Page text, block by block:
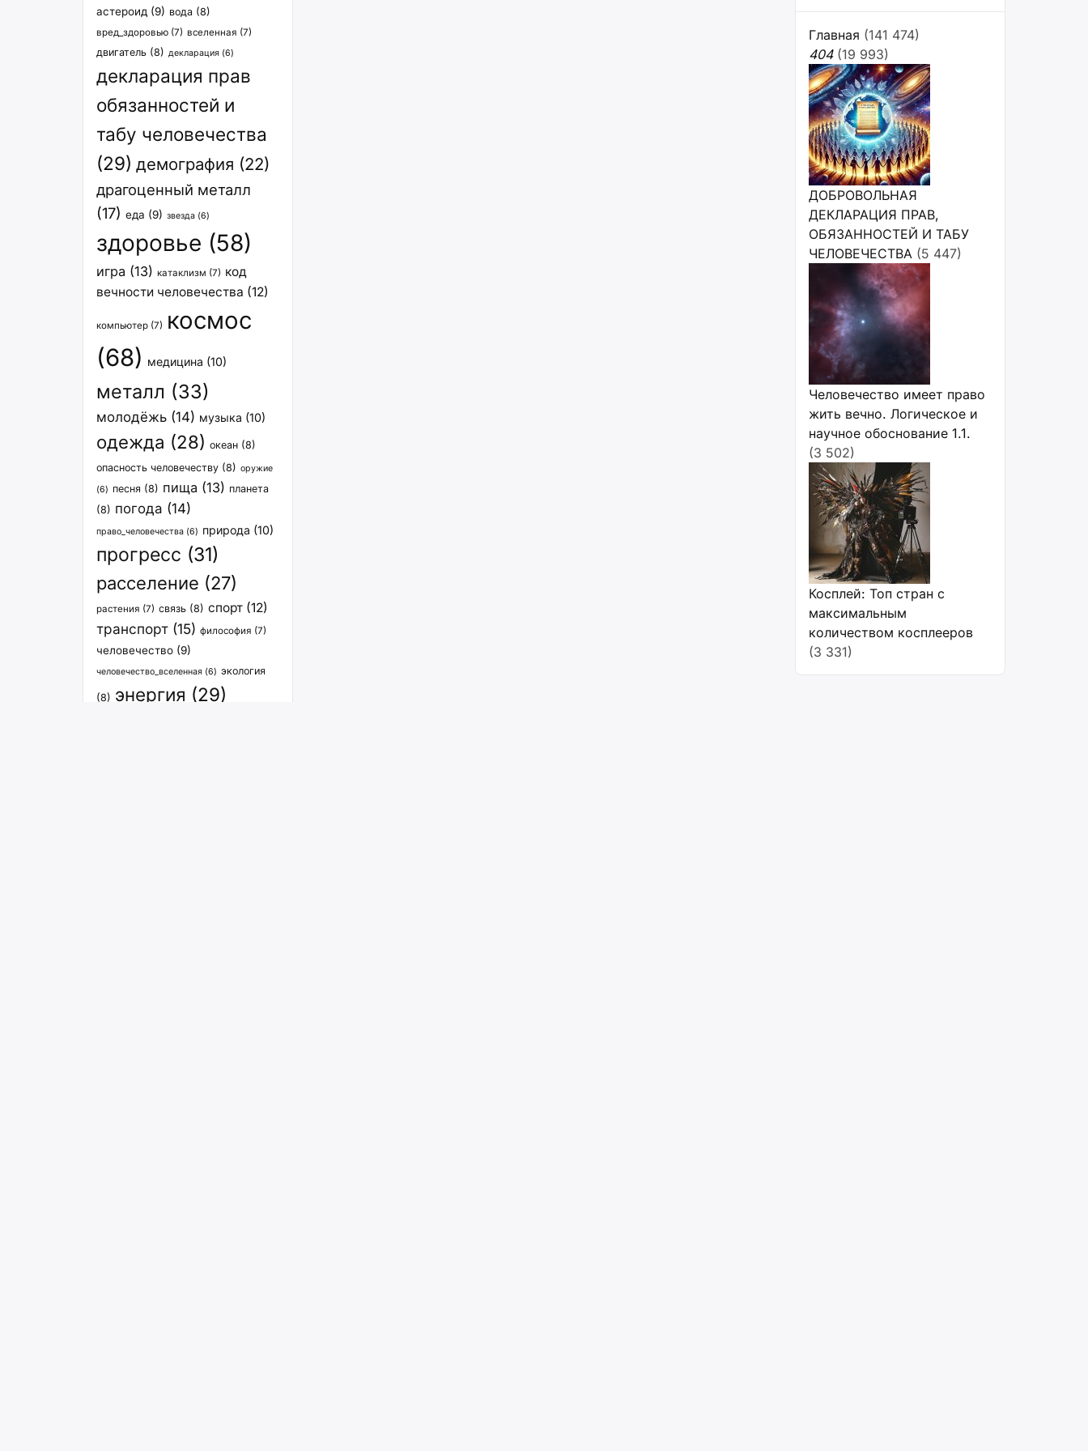
астероид (9) вода (8)
вред_здоровью (7) вселенная (7)
двигатель (8) декларация (6)
декларация прав
обязанностей и
табу человечества
(29) демография (22)
драгоценный металл
(17) еда (9) звезда (6)
здоровье (58)
игра (13) катаклизм (7) код
вечности человечества (12)
компьютер (7) космос
(68) медицина (10)
металл (33)
молодёжь (14) музыка (10)
одежда (28) океан (8)
опасность человечеству (8) оружие
(6) песня (8) пища (13) планета
(8) погода (14)
право_человечества (6) природа (10)
прогресс (31)
расселение (27)
растения (7) связь (8) спорт (12)
транспорт (15) философия (7)
человечество (9)
человечество_вселенная (6) экология
(8) энергия (29)
Главная (141 474)
404 (19 993)
ДОБРОВОЛЬНАЯ
ДЕКЛАРАЦИЯ ПРАВ,
ОБЯЗАННОСТЕЙ И ТАБУ
ЧЕЛОВЕЧЕСТВА (5 447)
Человечество имеет право
жить вечно. Логическое и
научное обоснование 1.1.
(3 502)
Косплей: Топ стран с
максимальным
количеством косплееров
(3 331)